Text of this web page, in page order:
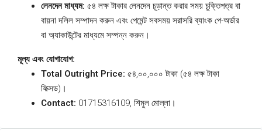
লেনদেন মাধ্যম: ৫৪ লক্ষ টাকার লেনদেন চূড়ান্ত করার সময় চুক্তিপত্র বা
বায়না দলিল সম্পাদন করুন এবং পেমেন্ট সবসময় সরাসরি ব্যাংক পে-অর্ডার
বা অ্যাকাউন্টের মাধ্যমে সম্পন্ন করুন।
মূল্য এবং যোগাযোগ:
Total Outright Price: ৫৪,০০,০০০ টাকা (৫৪ লক্ষ টাকা
ফিক্সড)।
Contact: 01715316109, শিমুল মোল্লা।